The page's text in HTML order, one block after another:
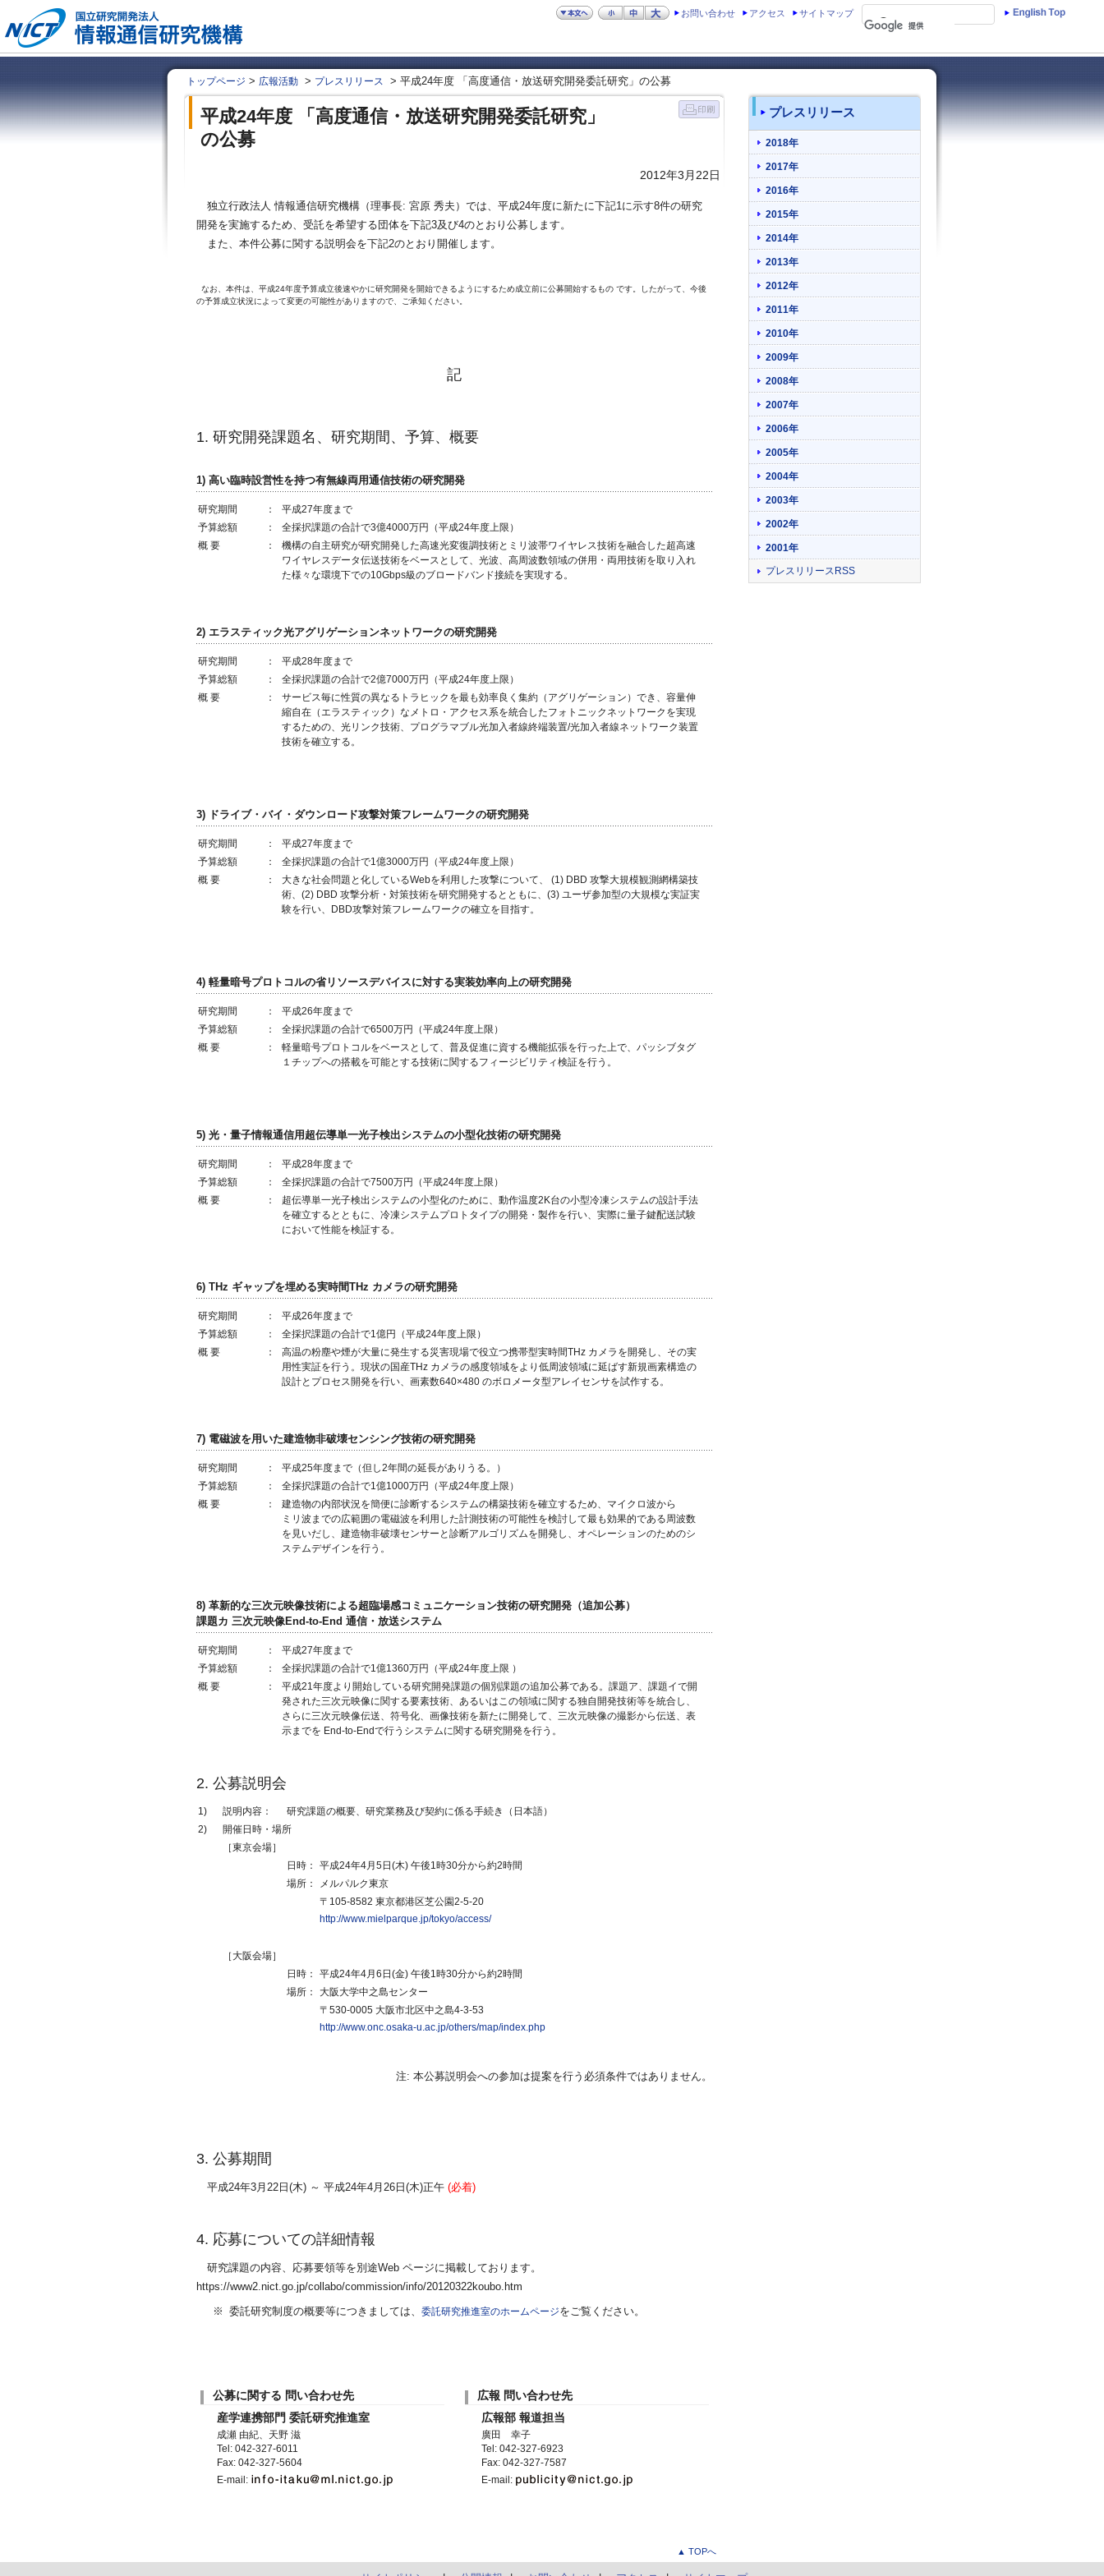
お問い合わせ アクセス サイトマップ
トップページ > 広報活動 > プレスリリース > 平成24年度 「高度通信・放送研究開発委託研究」の公募
平成24年度 「高度通信・放送研究開発委託研究」
の公募
2012年3月22日
独立行政法人 情報通信研究機構（理事長: 宮原 秀夫）では、平成24年度に新たに下記1に示す8件の研究
開発を実施するため、受託を希望する団体を下記3及び4のとおり公募します。
また、本件公募に関する説明会を下記2のとおり開催します。
なお、本件は、平成24年度予算成立後速やかに研究開発を開始できるようにするため成立前に公募開始するもの です。したがって、今後
の予算成立状況によって変更の可能性がありますので、ご承知ください。
記
1. 研究開発課題名、研究期間、予算、概要
1) 高い臨時設営性を持つ有無線両用通信技術の研究開発
研究期間 ：
平成27年度まで
予算総額
：
全採択課題の合計で3億4000万円（平成24年度上限）
概 要
：
機構の自主研究が研究開発した高速光変復調技術とミリ波帯ワイヤレス技術を融合した超高速
ワイヤレスデータ伝送技術をベースとして、光波、高周波数領域の併用・両用技術を取り入れ
た様々な環境下での10Gbps級のブロードバンド接続を実現する。
2) エラスティック光アグリゲーションネットワークの研究開発
研究期間 ：
平成28年度まで
予算総額
：
全採択課題の合計で2億7000万円（平成24年度上限）
概 要
：
サービス毎に性質の異なるトラヒックを最も効率良く集約（アグリゲーション）でき、容量伸
縮自在（エラスティック）なメトロ・アクセス系を統合したフォトニックネットワークを実現
するための、光リンク技術、プログラマブル光加入者線終端装置/光加入者線ネットワーク装置
技術を確立する。
3) ドライブ・バイ・ダウンロード攻撃対策フレームワークの研究開発
研究期間 ：
平成27年度まで
予算総額
：
全採択課題の合計で1億3000万円（平成24年度上限）
概 要
：
大きな社会問題と化しているWebを利用した攻撃について、 (1) DBD 攻撃大規模観測網構築技
術、(2) DBD 攻撃分析・対策技術を研究開発するとともに、(3) ユーザ参加型の大規模な実証実
験を行い、DBD攻撃対策フレームワークの確立を目指す。
4) 軽量暗号プロトコルの省リソースデバイスに対する実装効率向上の研究開発
研究期間 ：
平成26年度まで
予算総額
：
全採択課題の合計で6500万円（平成24年度上限）
概 要
：
軽量暗号プロトコルをベースとして、普及促進に資する機能拡張を行った上で、パッシブタグ
１チップへの搭載を可能とする技術に関するフィージビリティ検証を行う。
5) 光・量子情報通信用超伝導単一光子検出システムの小型化技術の研究開発
研究期間 ：
平成28年度まで
予算総額
：
全採択課題の合計で7500万円（平成24年度上限）
概 要
：
超伝導単一光子検出システムの小型化のために、動作温度2K台の小型冷凍システムの設計手法
を確立するとともに、冷凍システムプロトタイプの開発・製作を行い、実際に量子鍵配送試験
において性能を検証する。
6) THz ギャップを埋める実時間THz カメラの研究開発
研究期間 ：
平成26年度まで
予算総額
：
全採択課題の合計で1億円（平成24年度上限）
概 要
：
高温の粉塵や煙が大量に発生する災害現場で役立つ携帯型実時間THz カメラを開発し、その実
用性実証を行う。現状の国産THz カメラの感度領域をより低周波領域に延ばす新規画素構造の
設計とプロセス開発を行い、画素数640×480 のボロメータ型アレイセンサを試作する。
7) 電磁波を用いた建造物非破壊センシング技術の研究開発
研究期間 ：
平成25年度まで（但し2年間の延長がありうる。）
予算総額
：
全採択課題の合計で1億1000万円（平成24年度上限）
概 要
：
建造物の内部状況を簡便に診断するシステムの構築技術を確立するため、マイクロ波から
ミリ波までの広範囲の電磁波を利用した計測技術の可能性を検討して最も効果的である周波数
を見いだし、建造物非破壊センサーと診断アルゴリズムを開発し、オペレーションのためのシ
ステムデザインを行う。
8) 革新的な三次元映像技術による超臨場感コミュニケーション技術の研究開発（追加公募）
課題カ 三次元映像End-to-End 通信・放送システム
研究期間 ：
平成27年度まで
予算総額
：
全採択課題の合計で1億1360万円（平成24年度上限 ）
概 要
：
平成21年度より開始している研究開発課題の個別課題の追加公募である。課題ア、課題イで開
発された三次元映像に関する要素技術、あるいはこの領域に関する独自開発技術等を統合し、
さらに三次元映像伝送、符号化、画像技術を新たに開発して、三次元映像の撮影から伝送、表
示までを End-to-Endで行うシステムに関する研究開発を行う。
2. 公募説明会
1) 説明内容：
研究課題の概要、研究業務及び契約に係る手続き（日本語）
2)
開催日時・場所
［東京会場］
日時：
平成24年4月5日(木) 午後1時30分から約2時間
場所：
メルパルク東京
〒105-8582 東京都港区芝公園2-5-20
http://www.mielparque.jp/tokyo/access/
［大阪会場］
日時：
平成24年4月6日(金) 午後1時30分から約2時間
場所：
大阪大学中之島センター
〒530-0005 大阪市北区中之島4-3-53
http://www.onc.osaka-u.ac.jp/others/map/index.php
注: 本公募説明会への参加は提案を行う必須条件ではありません。
3. 公募期間
平成24年3月22日(木) ～ 平成24年4月26日(木)正午 (必着)
4. 応募についての詳細情報
研究課題の内容、応募要領等を別途Web ページに掲載しております。
https://www2.nict.go.jp/collabo/commission/info/20120322koubo.htm
※ 委託研究制度の概要等につきましては、 委託研究推進室のホームページをご覧ください。
公募に関する 問い合わせ先
産学連携部門 委託研究推進室
成瀬 由紀、天野 滋
Tel: 042-327-6011
Fax: 042-327-5604
E-mail:
広報 問い合わせ先
広報部 報道担当
廣田 幸子
Tel: 042-327-6923
Fax: 042-327-7587
E-mail:
▲ TOPへ
プレスリリース
2018年
2017年
2016年
2015年
2014年
2013年
2012年
2011年
2010年
2009年
2008年
2007年
2006年
2005年
2004年
2003年
2002年
2001年
プレスリリースRSS